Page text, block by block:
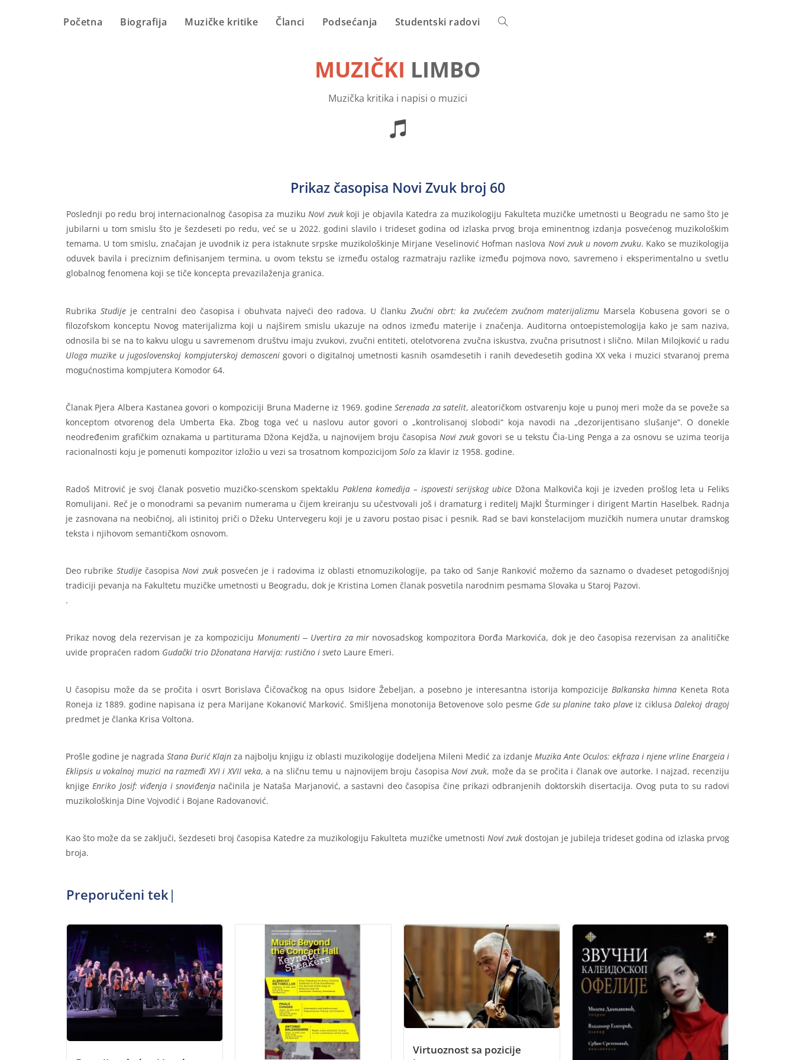
Početna Biografija Muzičke kritike Članci Podsećanja Studentski radovi
MUZIČKI LIMBO
Muzička kritika i napisi o muzici
Prikaz časopisa Novi Zvuk broj 60
Poslednji po redu broj internacionalnog časopisa za muzikuNovi zvukkoji je objavila Katedra za muzikologiju Fakulteta muzičke umetnosti u Beogradu ne samo što je
jubilarni u tom smislu što je šezdeseti po redu, već se u 2022. godini slavilo i trideset godina od izlaska prvog broja eminentnog izdanja posvećenog muzikološkim
temama. U tom smislu, značajan je uvodnik iz pera istaknute srpske muzikološkinje Mirjane Veselinović Hofman naslova Novi zvuk u novom zvuku. Kako se muzikologija
oduvek bavila i preciznim definisanjem termina, u ovom tekstu se između ostalog razmatraju razlike između pojmova novo, savremeno i eksperimentalno u svetlu
globalnog fenomena koji se tiče koncepta prevazilaženja granica.
Rubrika Studijeje centralni deo časopisa i obuhvata najveći deo radova. U članku Zvučni obrt: ka zvučećem zvučnom materijalizmu Marsela Kobusena govori se o
filozofskom konceptu Novog materijalizma koji u najširem smislu ukazuje na odnos između materije i značenja. Auditorna ontoepistemologija kako je sam naziva,
odnosila bi se na to kakvu ulogu u savremenom društvu imaju zvukovi, zvučni entiteti, otelotvorena zvučna iskustva, zvučna prisutnost i slično. Milan Milojković u radu
Uloga muzike u jugoslovenskoj kompjuterskoj demoscenigovori o digitalnoj umetnosti kasnih osamdesetih i ranih devedesetih godina XX veka i muzici stvaranoj prema
mogućnostima kompjutera Komodor 64.
Članak Pjera Albera Kastanea govori o kompoziciji Bruna Maderne iz 1969. godineSerenada za satelit, aleatoričkom ostvarenju koje u punoj meri može da se poveže sa
konceptom otvorenog dela Umberta Eka. Zbog toga već u naslovu autor govori o „kontrolisanoj slobodi“ koja navodi na „dezorijentisano slušanje“. O donekle
neodređenim grafičkim oznakama u partiturama Džona Kejdža, u najnovijem broju časopisaNovi zvuk govori se u tekstu Čia-Ling Penga a za osnovu se uzima teorija
racionalnosti koju je pomenuti kompozitor izložio u vezi sa trosatnom kompozicijom Solo za klavir iz 1958. godine.
Radoš Mitrović je svoj članak posvetio muzičko-scenskom spektakluPaklena komedija – ispovesti serijskog ubice Džona Malkoviča koji je izveden prošlog leta u Feliks
Romulijani. Reč je o monodrami sa pevanim numerama u čijem kreiranju su učestvovali još i dramaturg i reditelj Majkl Šturminger i dirigent Martin Haselbek. Radnja
je zasnovana na neobičnoj, ali istinitoj priči o Džeku Untervegeru koji je u zavoru postao pisac i pesnik. Rad se bavi konstelacijom muzičkih numera unutar dramskog
teksta i njihovom semantičkom osnovom.
Deo rubrike StudiječasopisaNovi zvukposvećen je i radovima iz oblasti etnomuzikologije, pa tako od Sanje Ranković možemo da saznamo o dvadeset petogodišnjoj
tradiciji pevanja na Fakultetu muzičke umetnosti u Beogradu, dok je Kristina Lomen članak posvetila narodnim pesmama Slovaka u Staroj Pazovi.
.
Prikaz novog dela rezervisan je za kompoziciju Monumenti ‒ Uvertira za mir novosadskog kompozitora Đorđa Markovića, dok je deo časopisa rezervisan za analitičke
uvide propraćen radom Gudački trio Džonatana Harvija: rustično i sveto Laure Emeri.
U časopisu može da se pročita i osvrt Borislava Čičovačkog na opus Isidore Žebeljan, a posebno je interesantna istorija kompozicije Balkanska himnaKeneta Rota
Roneja iz 1889. godine napisana iz pera Marijane Kokanović Marković. Smišljena monotonija Betovenove solo pesme Gde su planine tako plaveiz ciklusaDalekoj dragoj
predmet je članka Krisa Voltona.
Prošle godine je nagrada Stana Đurić Klajn za najbolju knjigu iz oblasti muzikologije dodeljena Mileni Medić za izdanje Muzika Ante Oculos: ekfraza i njene vrline Enargeia i
Eklipsis u vokalnoj muzici na razmeđi XVI i XVII veka, a na sličnu temu u najnovijem broju časopisaNovi zvuk, može da se pročita i članak ove autorke. I najzad, recenziju
knjigeEnriko Josif: viđenja i snoviđenjanačinila je Nataša Marjanović, a sastavni deo časopisa čine prikazi odbranjenih doktorskih disertacija. Ovog puta to su radovi
muzikološkinja Dine Vojvodić i Bojane Radovanović.
Kao što može da se zaključi, šezdeseti broj časopisa Katedre za muzikologiju Fakulteta muzičke umetnosti Novi zvukdostojan je jubileja trideset godina od izlaska prvog
broja.
Preporučeni tekst
Virtuoznost sa pozicije